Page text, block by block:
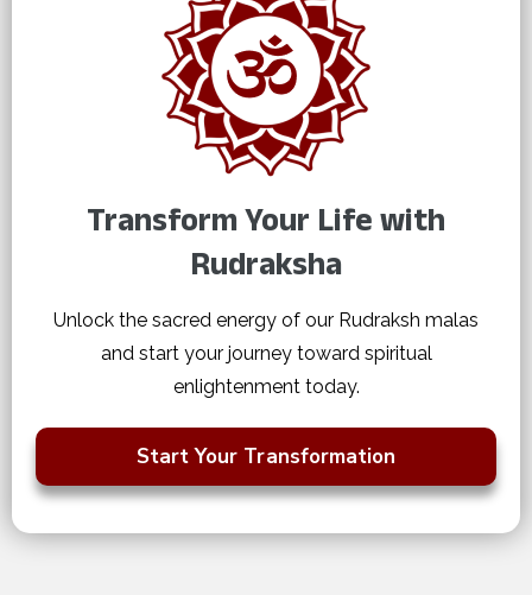
Transform Your Life with
Rudraksha
Unlock the sacred energy of our Rudraksh malas
and start your journey toward spiritual
enlightenment today.
Start Your Transformation